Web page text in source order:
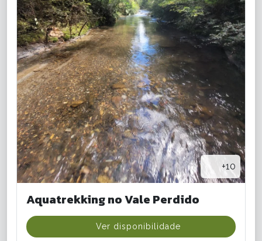
+10
Aquatrekking no Vale Perdido
Ver disponibilidade